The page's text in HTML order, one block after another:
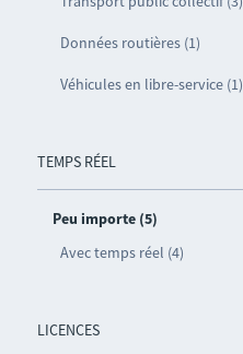
Données routières (1)
Véhicules en libre-service (1)
TEMPS RÉEL
Peu importe (5)
Avec temps réel (4)
LICENCES